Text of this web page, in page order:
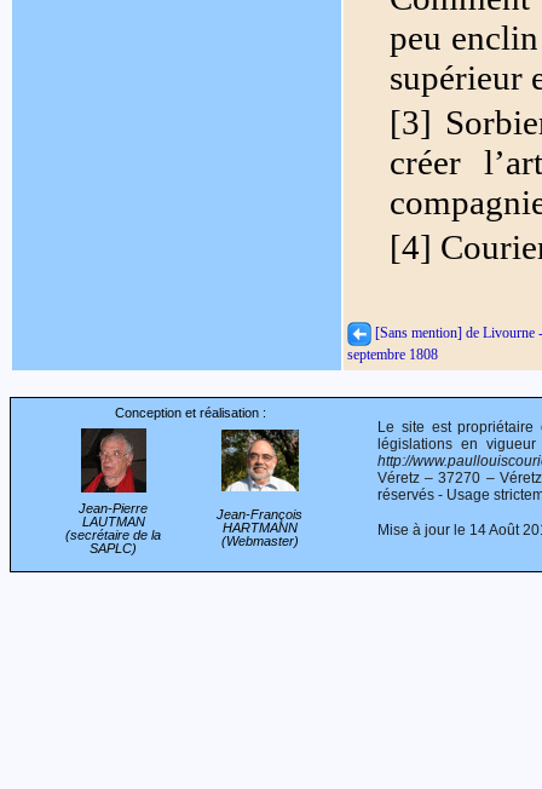
peu
supérieur
[3]
créer
[4]
[Sans mention] de Livourne
septembre 1808
Conception et réalisation :
Jean-Pierre
LAUTMAN
(secrétaire de la
SAPLC)
Jean-François
HARTMANN
(Webmaster)
Le site est
législations en
http://
Véretz – 37270 –
réservés - Usage
Mise à jour le 14 Août